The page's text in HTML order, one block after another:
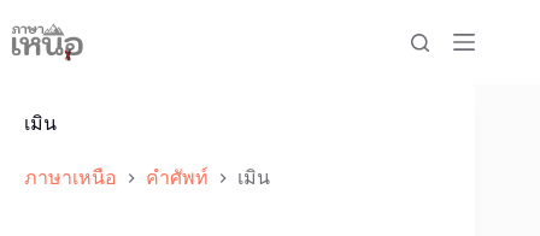
to
content
เมิน
ภาษาเหนือ คำศัพท์ เมิน